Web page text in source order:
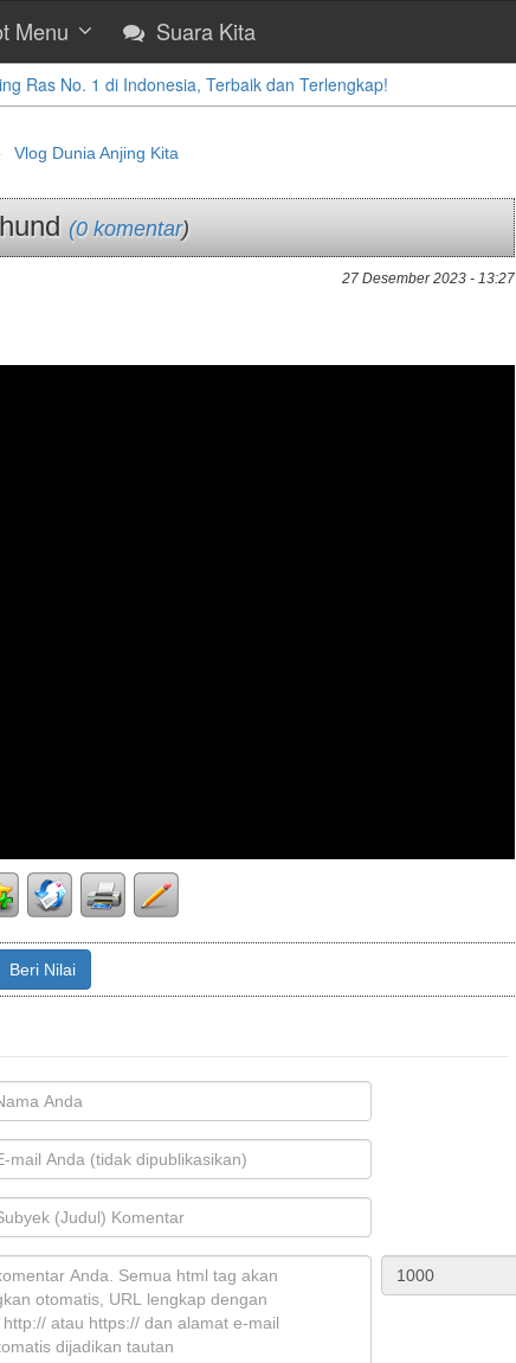
Menu Suara Kita
Ras No. 1 di Indonesia, Terbaik dan Terlengkap!
Vlog Dunia Anjing Kita
(0 komentar)
27 Desember 2023 - 13:27
Beri Nilai